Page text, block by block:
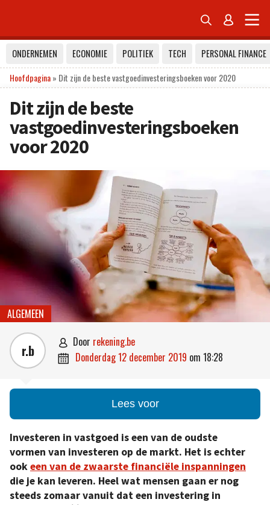
 
ONDERNEMEN ECONOMIE POLITIEK TECH
PERSONAL FINANCE
Hoofdpagina» Dit zijn de beste vastgoedinvesteringsboeken voor 2020
Dit zijn de beste
vastgoedinvesteringsboeken
voor 2020
ALGEMEEN
r.b  door rekening.be
 donderdag 12 december 2019 om 18:28
Lees voor
Investeren in vastgoed is een van de oudste
vormen van investeren op de markt. Het is echter
ookeen van de zwaarste financiële inspanningen
die je kan leveren. Heel wat mensen gaan er nog
steeds zomaar vanuit dat een investering in